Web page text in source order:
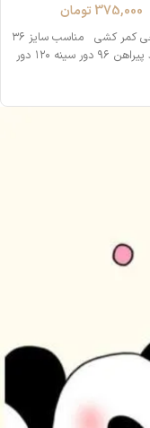
375,000 تومان
پیراهن نخی کمر کشی مناسب سایز ۳۶
تا ۴۸ قد پیراهن ۹۶ دور سینه ۱۲۰ دور